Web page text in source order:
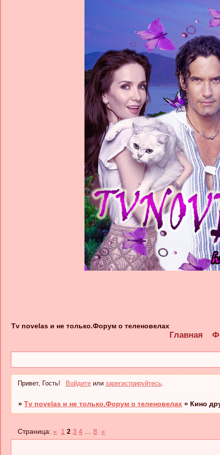
Tv novelas и не только.Форум о теленовелах
Главная
Привет, Гость! Войдитеили зарегистрируйтесь.
»Tv novelas и не только.Форум о теленовелах » Кино
Страница:« 1 2 3 4 … 8 »